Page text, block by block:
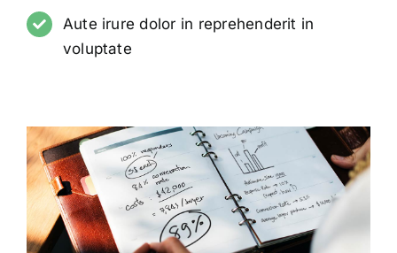
Aute irure dolor in reprehenderit in
voluptate